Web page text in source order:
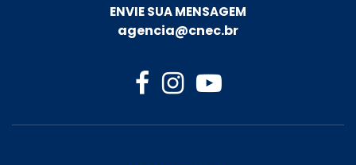
ENVIE SUA MENSAGEM
agencia@cnec.br